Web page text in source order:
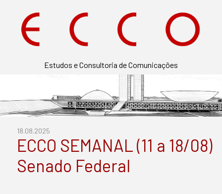
Estudos e Consultoria de Comunicações
18.08.2025
ECCO SEMANAL (11 a 18/08)
Senado Federal